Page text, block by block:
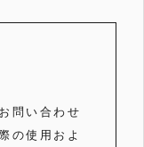
問い合わせ
の使用およ